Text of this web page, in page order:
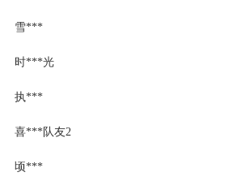
雪***
时***光
执***
喜***队友2
顷***